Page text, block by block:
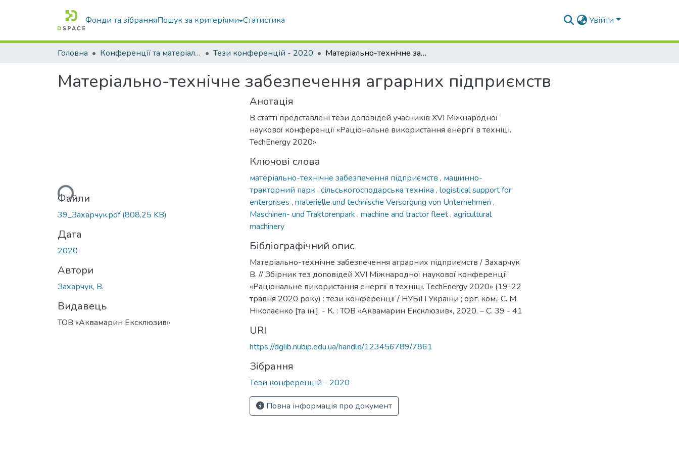
Фонди та зібранняПошук за критеріями Статистика Увійти
Головна Конференції та матеріали конференцій Тези конференцій - 2020 Матеріально-технічне забезпечення аграрних підприємств
Матеріально-технічне забезпечення аграрних підприємств
Вантажиться...Файли
39_Захарчук.pdf(808,25 KB)
Дата
2020
Автори
Захарчук, В.
Видавець
ТОВ «Аквамарин Ексклюзив»
Анотація
В статті представлені тези доповідей учасників XVІ Міжнародної
наукової конференції «Раціональне використання енергії в техніці.
TechEnergy 2020».
Ключові слова
матеріально-технічне забезпечення підприємств , машинно-
тракторний парк, сільськогосподарська техніка , logistical support for
enterprises , materielle und technische Versorgung von Unternehmen ,
Maschinen- und Traktorenpark , machine and tractor fleet, agricultural
machinery
Бібліографічний опис
Матеріально-технічне забезпечення аграрних підприємств / Захарчук
В. // Збірник тез доповідей XVІ Міжнародної наукової конференції
«Раціональне використання енергії в техніці. TechEnergy 2020» (19-22
травня 2020 року) : тези конференції / НУБіП України ; орг. ком.: С. М.
Ніколаєнко [та ін.]. - К. : ТОВ «Аквамарин Ексклюзив», 2020. – С. 39 - 41
URI
https://dglib.nubip.edu.ua/handle/123456789/7861
Зібрання
Тези конференцій - 2020
Повна інформація про документ